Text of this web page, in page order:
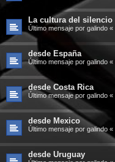
La cultura del silencio
Último mensaje por galindo «
desde España
Último mensaje por galindo «
desde Costa Rica
Último mensaje por galindo «
desde Mexico
Último mensaje por galindo «
desde Uruguay